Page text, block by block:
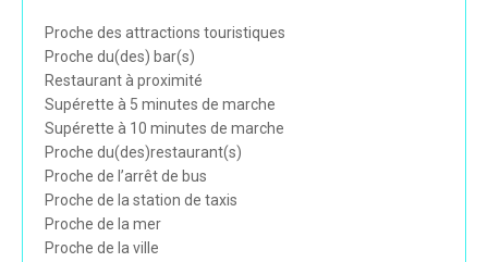
Proche des attractions touristiques
Proche du(des) bar(s)
Restaurant à proximité
Supérette à 5 minutes de marche
Supérette à 10 minutes de marche
Proche du(des)restaurant(s)
Proche de l’arrêt de bus
Proche de la station de taxis
Proche de la mer
Proche de la ville